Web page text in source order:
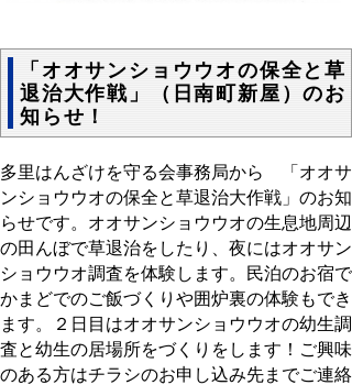
「オオサンショウウオの保全と草
退治大作戦」（日南町新屋）のお
知らせ！
多里はんざけを守る会事務局から 「オオサ
ンショウウオの保全と草退治大作戦」のお知
らせです。オオサンショウウオの生息地周辺
の田んぼで草退治をしたり、夜にはオオサン
ショウウオ調査を体験します。民泊のお宿で
かまどでのご飯づくりや囲炉裏の体験もでき
ます。２日目はオオサンショウウオの幼生調
査と幼生の居場所をづくりをします！ご興味
のある方はチラシのお申し込み先までご連絡